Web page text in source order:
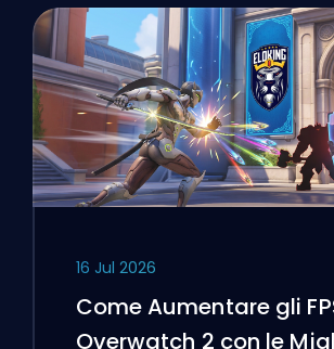
16 Jul 2026
Come Aumentare gli
Overwatch 2 con le